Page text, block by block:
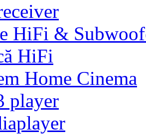
HiFi &
HiFi
Home Cinema
player